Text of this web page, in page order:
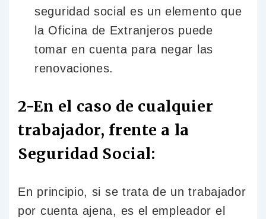
seguridad social es un elemento que
la Oficina de Extranjeros puede
tomar en cuenta para negar las
renovaciones.
2-En el caso de cualquier
trabajador, frente a la
Seguridad Social:
En principio, si se trata de un trabajador
por cuenta ajena, es el empleador el